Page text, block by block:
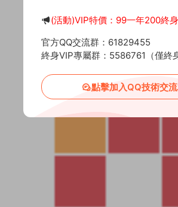
(活動)VIP特價：99一年200終
官方QQ交流群：61829455
終身VIP專屬群：5586761（僅終
點擊加入QQ技術交